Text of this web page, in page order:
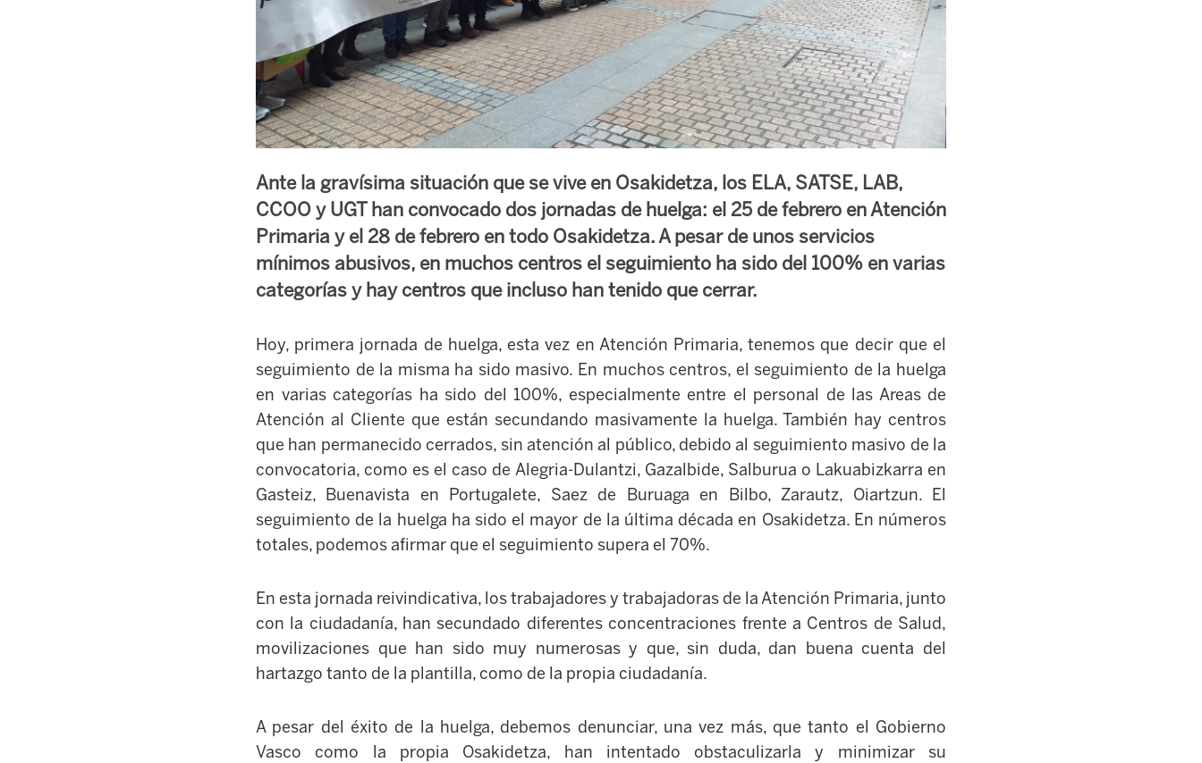
Ante la gravísima situación que se vive en Osakidetza, los ELA, SATSE, LAB,
CCOO y UGT han convocado dos jornadas de huelga: el 25 de febrero en Atención
Primaria y el 28 de febrero en todo Osakidetza. A pesar de unos servicios
mínimos abusivos, en muchos centros el seguimiento ha sido del 100% en varias
categorías y hay centros que incluso han tenido que cerrar.
Hoy, primera jornada de huelga, esta vez en Atención Primaria, tenemos que decir que el
seguimiento de la misma ha sido masivo. En muchos centros, el seguimiento de la huelga
en varias categorías ha sido del 100%, especialmente entre el personal de las Areas de
Atención al Cliente que están secundando masivamente la huelga. También hay centros
que han permanecido cerrados, sin atención al público, debido al seguimiento masivo de la
convocatoria, como es el caso de Alegria-Dulantzi, Gazalbide, Salburua o Lakuabizkarra en
Gasteiz, Buenavista en Portugalete, Saez de Buruaga en Bilbo, Zarautz, Oiartzun. El
seguimiento de la huelga ha sido el mayor de la última década en Osakidetza. En números
totales, podemos afirmar que el seguimiento supera el 70%.
En esta jornada reivindicativa, los trabajadores y trabajadoras de la Atención Primaria, junto
con la ciudadanía, han secundado diferentes concentraciones frente a Centros de Salud,
movilizaciones que han sido muy numerosas y que, sin duda, dan buena cuenta del
hartazgo tanto de la plantilla, como de la propia ciudadanía.
A pesar del éxito de la huelga, debemos denunciar, una vez más, que tanto el Gobierno
Vasco como la propia Osakidetza, han intentado obstaculizarla y minimizar su